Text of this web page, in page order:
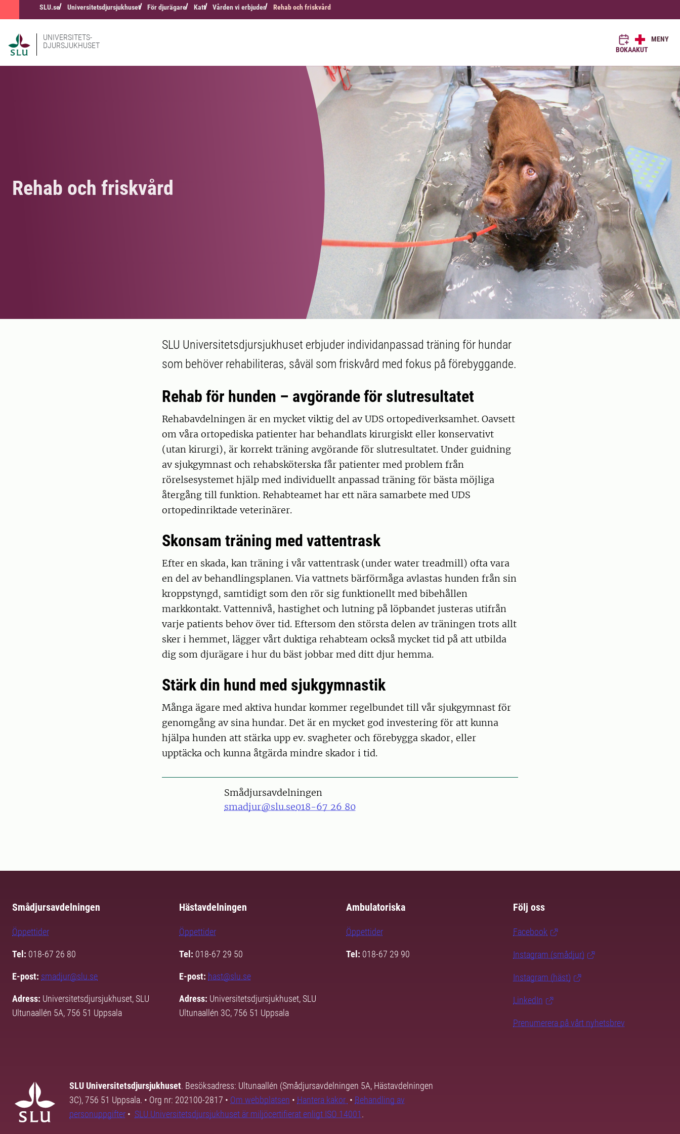
SLU.se Universitetsdjursjukhuset För djurägare Katt Vården vi erbjuder Rehab och friskvård
UNIVERSITETS-
DJURSJUKHUSET
BOKAAKUT
MENY
Rehab och friskvård
SLU Universitetsdjursjukhuset erbjuder individanpassad träning för hundar
som behöver rehabiliteras, såväl som friskvård med fokus på förebyggande.
Rehab för hunden – avgörande för slutresultatet
Rehabavdelningen är en mycket viktig del av UDS ortopediverksamhet. Oavsett
om våra ortopediska patienter har behandlats kirurgiskt eller konservativt
(utan kirurgi), är korrekt träning avgörande för slutresultatet. Under guidning
av sjukgymnast och rehabsköterska får patienter med problem från
rörelsesystemet hjälp med individuellt anpassad träning för bästa möjliga
återgång till funktion. Rehabteamet har ett nära samarbete med UDS
ortopedinriktade veterinärer.
Skonsam träning med vattentrask
Efter en skada, kan träning i vår vattentrask (under water treadmill) ofta vara
en del av behandlingsplanen. Via vattnets bärförmåga avlastas hunden från sin
kroppstyngd, samtidigt som den rör sig funktionellt med bibehållen
markkontakt. Vattennivå, hastighet och lutning på löpbandet justeras utifrån
varje patients behov över tid. Eftersom den största delen av träningen trots allt
sker i hemmet, lägger vårt duktiga rehabteam också mycket tid på att utbilda
dig som djurägare i hur du bäst jobbar med ditt djur hemma.
Stärk din hund med sjukgymnastik
Många ägare med aktiva hundar kommer regelbundet till vår sjukgymnast för
genomgång av sina hundar. Det är en mycket god investering för att kunna
hjälpa hunden att stärka upp ev. svagheter och förebygga skador, eller
upptäcka och kunna åtgärda mindre skador i tid.
Smådjursavdelningen
smadjur@slu.se018-67 26 80
Smådjursavdelningen
Öppettider
Tel: 018-67 26 80
E-post: smadjur@slu.se
Adress: Universitetsdjursjukhuset, SLU
Ultunaallén 5A, 756 51 Uppsala
Hästavdelningen
Öppettider
Tel: 018-67 29 50
E-post: hast@slu.se
Adress: Universitetsdjursjukhuset, SLU
Ultunaallén 3C, 756 51 Uppsala
Ambulatoriska
Öppettider
Tel: 018-67 29 90
Följ oss
Facebook
Instagram (smådjur)
Instagram (häst)
LinkedIn
Prenumerera på vårt nyhetsbrev
SLU Universitetsdjursjukhuset. Besöksadress: Ultunaallén (Smådjursavdelningen 5A, Hästavdelningen
3C), 756 51 Uppsala. • Org nr: 202100-2817 • Om webbplatsen • Hantera kakor • Behandling av
personuppgifter • SLU Universitetsdjursjukhuset är miljöcertifierat enligt ISO 14001.